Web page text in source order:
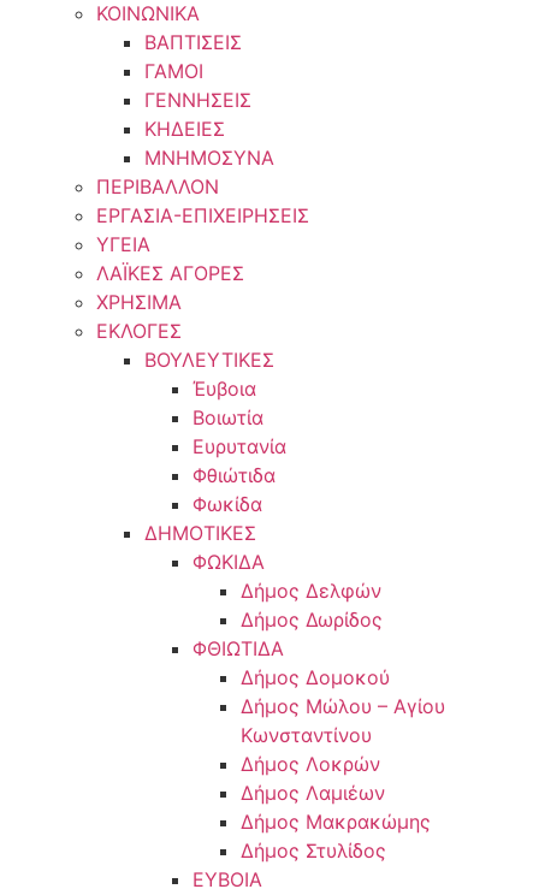
ΚΟΙΝΩΝΙΚΑ
ΒΑΠΤΙΣΕΙΣ
ΓΑΜΟΙ
ΓΕΝΝΗΣΕΙΣ
ΚΗΔΕΙΕΣ
ΜΝΗΜΟΣΥΝΑ
ΠΕΡΙΒΑΛΛΟΝ
ΕΡΓΑΣΙΑ-ΕΠΙΧΕΙΡΗΣΕΙΣ
ΥΓΕΙΑ
ΛΑΪΚΕΣ ΑΓΟΡΕΣ
ΧΡΗΣΙΜΑ
ΕΚΛΟΓΕΣ
ΒΟΥΛΕΥΤΙΚΕΣ
Έυβοια
Βοιωτία
Ευρυτανία
Φθιώτιδα
Φωκίδα
ΔΗΜΟΤΙΚΕΣ
ΦΩΚΙΔΑ
Δήμος Δελφών
Δήμος Δωρίδος
ΦΘΙΩΤΙΔΑ
Δήμος Δομοκού
Δήμος Μώλου – Αγίου
Κωνσταντίνου
Δήμος Λοκρών
Δήμος Λαμιέων
Δήμος Μακρακώμης
Δήμος Στυλίδος
ΕΥΒΟΙΑ